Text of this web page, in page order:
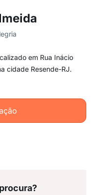
em Rua Inácio
cidade Resende-RJ.